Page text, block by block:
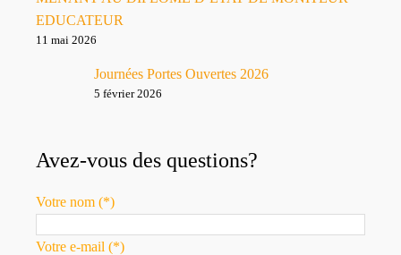
EDUCATEUR
11 mai 2026
Journées Portes Ouvertes 2026
5 février 2026
Avez-vous des questions?
Votre nom (*)
Votre e-mail (*)